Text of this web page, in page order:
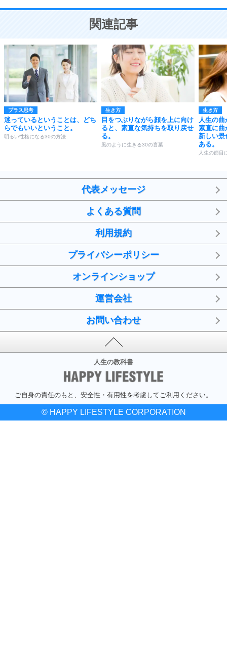
ことが大切。
関連記事
プラス思考
迷っているということは、どち
らでもいいということ。
明るい性格になる30の方法
生き方
目をつぶりながら顔を上に向け
ると、素直な気持ちを取り戻せ
る。
風のように生きる30の言葉
生き方
人生の
素直に曲
新しい景
ある。
人生の節目
代表メッセージ
よくある質問
利用規約
プライバシーポリシー
オンラインショップ
運営会社
お問い合わせ
人生の教科書
ご自身の責任のもと、安全性・有用性を考慮してご利用ください。
© HAPPY LIFESTYLE CORPORATION